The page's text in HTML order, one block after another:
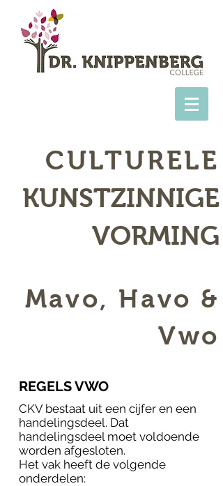
CULTURELE
KUNSTZINNIGE
VORMING
Mavo, Havo &
Vwo
REGELS VWO
CKV bestaat uit een cijfer en een
handelingsdeel. Dat
handelingsdeel moet voldoende
worden afgesloten.
Het vak heeft de volgende
onderdelen: